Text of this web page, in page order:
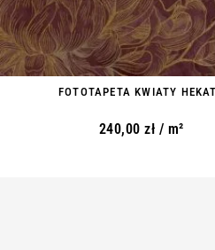
FOTOTAPETA KWIATY
240,00 zł / m²